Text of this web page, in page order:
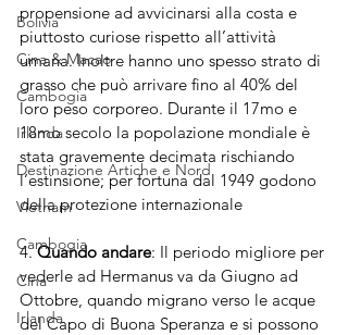
Bolivia
Cina & Macao
Cambogia
Irlanda
Destinazione Artiche e Nord
Vietnam
Cambogia
Cina
Irlanda
propensione ad avvicinarsi alla costa e
piuttosto curiose rispetto all’attività
umana. Inoltre hanno uno spesso strato di
grasso che può arrivare fino al 40% del
loro peso corporeo. Durante il 17mo e
18mo secolo la popolazione mondiale è
stata gravemente decimata rischiando
l’estinsione; per fortuna dal 1949 godono
della protezione internazionale
4. Quando andare: Il periodo migliore per
vederle ad Hermanus va da Giugno ad
Ottobre, quando migrano verso le acque
del Capo di Buona Speranza e si possono